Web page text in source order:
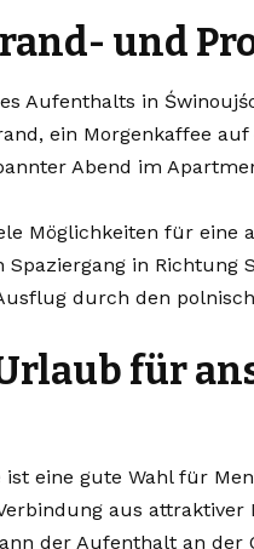
und
Aufenthalts in
ein Morgenkaffee
Abend im
Möglichkeiten für eine
in Richtung
durch den
für
ist eine gute Wahl für
aus
der Aufenthalt an der